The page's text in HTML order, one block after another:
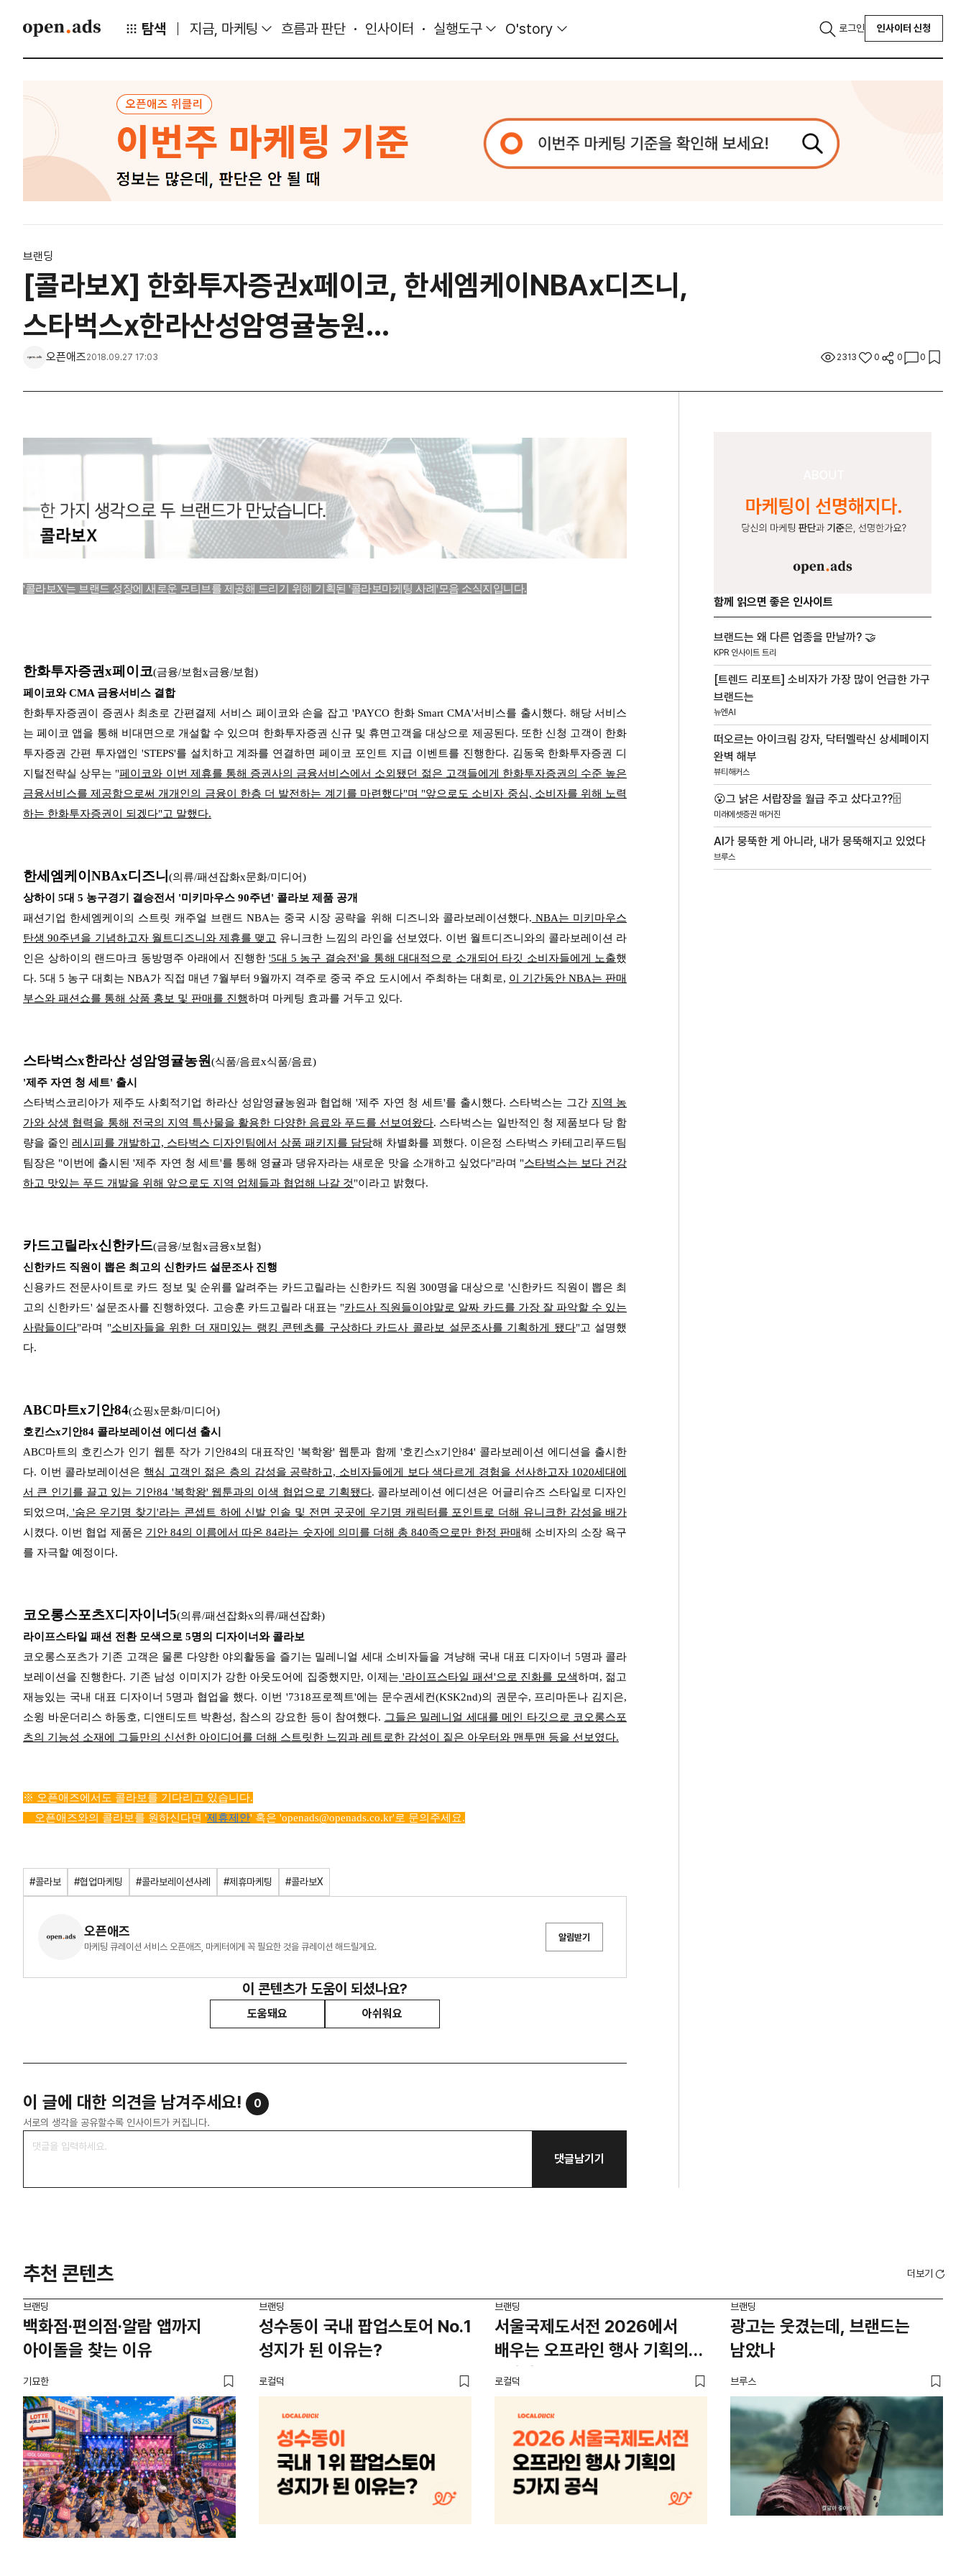
탐색 지금, 마케팅 흐름과 판단 인사이터 실행도구 O'story 로그인 인사이터 신청
브랜딩
[콜라보X] 한화투자증권x페이코, 한세엠케이NBAx디즈니,
스타벅스x한라산성암영귤농원...
오픈애즈2018.09.27 17:03 2313 0 0 0
'콜라보X'는 브랜드 성장에 새로운 모티브를 제공해 드리기 위해 기획된 '콜라보마케팅 사례'모음 소식지입니다.
한화투자증권x페이코(금융/보험x금융/보험)
페이코와 CMA 금융서비스 결합
한화투자증권이 증권사 최초로 간편결제 서비스 페이코와 손을 잡고 'PAYCO 한화 Smart CMA'서비스를 출시했다. 해당 서비스
는 페이코 앱을 통해 비대면으로 개설할 수 있으며 한화투자증권 신규 및 휴면고객을 대상으로 제공된다. 또한 신청 고객이 한화
투자증권 간편 투자앱인 'STEPS'를 설치하고 계좌를 연결하면 페이코 포인트 지급 이벤트를 진행한다. 김동욱 한화투자증권 디
지털전략실 상무는 "페이코와 이번 제휴를 통해 증권사의 금융서비스에서 소외됐던 젊은 고객들에게 한화투자증권의 수준 높은
금융서비스를 제공함으로써 개개인의 금융이 한층 더 발전하는 계기를 마련했다"며 "앞으로도 소비자 중심, 소비자를 위해 노력
하는 한화투자증권이 되겠다"고 말했다.
한세엠케이NBAx디즈니 (의류/패션잡화x문화/미디어)
상하이 5대 5 농구경기 결승전서 '미키마우스 90주년' 콜라보 제품 공개
패션기업 한세엠케이의 스트릿 캐주얼 브랜드 NBA는 중국 시장 공략을 위해 디즈니와 콜라보레이션했다. NBA는 미키마우스
탄생 90주년을 기념하고자 월트디즈니와 제휴를 맺고 유니크한 느낌의 라인을 선보였다. 이번 월트디즈니와의 콜라보레이션 라
인은 상하이의 랜드마크 동방명주 아래에서 진행한'5대 5 농구 결승전'을 통해 대대적으로 소개되어 타깃 소비자들에게 노출했
다. 5대 5 농구 대회는 NBA가 직접 매년 7월부터 9월까지 격주로 중국 주요 도시에서 주최하는 대회로, 이 기간동안 NBA는 판매
부스와 패션쇼를 통해 상품 홍보 및 판매를 진행하며 마케팅 효과를 거두고 있다.
스타벅스x한라산 성암영귤농원(식품/음료x식품/음료)
'제주 자연 청 세트' 출시
스타벅스코리아가 제주도 사회적기업 하라산 성암영귤농원과 협업해 '제주 자연 청 세트'를 출시했다. 스타벅스는 그간 지역 농
가와 상생 협력을 통해 전국의 지역 특산물을 활용한 다양한 음료와 푸드를 선보여왔다. 스타벅스는 일반적인 청 제품보다 당 함
량을 줄인레시피를 개발하고, 스타벅스 디자인팀에서 상품 패키지를 담당해 차별화를 꾀했다. 이은정 스타벅스 카테고리푸드팀
팀장은 "이번에 출시된 '제주 자연 청 세트'를 통해 영귤과 댕유자라는 새로운 맛을 소개하고 싶었다"라며 "스타벅스는 보다 건강
하고 맛있는 푸드 개발을 위해 앞으로도 지역 업체들과 협업해 나갈 것"이라고 밝혔다.
카드고릴라x신한카드(금융/보험x금융x보험)
신한카드 직원이 뽑은 최고의 신한카드 설문조사 진행
신용카드 전문사이트로 카드 정보 및 순위를 알려주는 카드고릴라는 신한카드 직원 300명을 대상으로 '신한카드 직원이 뽑은 최
고의 신한카드' 설문조사를 진행하였다. 고승훈 카드고릴라 대표는 "카드사 직원들이야말로 알짜 카드를 가장 잘 파악할 수 있는
사람들이다"라며 "소비자들을 위한 더 재미있는 랭킹 콘텐츠를 구상하다 카드사 콜라보 설문조사를 기획하게 됐다"고 설명했
다.
ABC마트x기안84(쇼핑x문화/미디어)
호킨스x기안84 콜라보레이션 에디션 출시
ABC마트의 호킨스가 인기 웹툰 작가 기안84의 대표작인 '복학왕' 웹툰과 함께 '호킨스x기안84' 콜라보레이션 에디션을 출시한
다. 이번 콜라보레이션은 핵심 고객인 젊은 층의 감성을 공략하고, 소비자들에게 보다 색다르게 경험을 선사하고자 1020세대에
서 큰 인기를 끌고 있는 기안84 '복학왕' 웹툰과의 이색 협업으로 기획됐다. 콜라보레이션 에디션은 어글리슈즈 스타일로 디자인
되었으며, '숨은 우기명 찾기'라는 콘셉트 하에 신발 인솔 및 전면 곳곳에 우기명 캐릭터를 포인트로 더해 유니크한 감성을 배가
시켰다. 이번 협업 제품은 기안 84의 이름에서 따온 84라는 숫자에 의미를 더해 총 840족으로만 한정 판매해 소비자의 소장 욕구
를 자극할 예정이다.
코오롱스포츠X디자이너5(의류/패션잡화x의류/패션잡화)
라이프스타일 패션 전환 모색으로 5명의 디자이너와 콜라보
코오롱스포츠가 기존 고객은 물론 다양한 야외활동을 즐기는 밀레니얼 세대 소비자들을 겨냥해 국내 대표 디자이너 5명과 콜라
보레이션을 진행한다. 기존 남성 이미지가 강한 아웃도어에 집중했지만, 이제는 '라이프스타일 패션'으로 진화를 모색하며, 젊고
재능있는 국내 대표 디자이너 5명과 협업을 했다. 이번 '7318프로젝트'에는 문수권세컨(KSK2nd)의 권문수, 프리마돈나 김지은,
소윙 바운더리스 하동호, 디앤티도트 박환성, 참스의 강요한 등이 참여했다. 그들은 밀레니얼 세대를 메인 타깃으로 코오롱스포
츠의 기능성 소재에 그들만의 신선한 아이디어를 더해 스트릿한 느낌과 레트로한 감성이 짙은 아우터와 맨투맨 등을 선보였다.
※ 오픈애즈에서도 콜라보를 기다리고 있습니다.
오픈애즈와의 콜라보를 원하신다면 '제휴제안' 혹은 'openads@openads.co.kr'로 문의주세요.
#콜라보 #협업마케팅 #콜라보레이션사례 #제휴마케팅 #콜라보X
오픈애즈
마케팅 큐레이션 서비스 오픈애즈, 마케터에게 꼭 필요한 것을 큐레이션 해드릴게요.
알림받기
이 콘텐츠가 도움이 되셨나요?
도움돼요 아쉬워요
이 글에 대한 의견을 남겨주세요! 0
서로의 생각을 공유할수록 인사이트가 커집니다.
댓글남기기
함께 읽으면 좋은 인사이트
브랜드는 왜 다른 업종을 만날까? 🤝
KPR 인사이트 트리
[트렌드 리포트] 소비자가 가장 많이 언급한 가구
브랜드는
뉴엔AI
떠오르는 아이크림 강자, 닥터멜락신 상세페이지
완벽 해부
뷰티해커스
😮그 낡은 서랍장을 월급 주고 샀다고??🗄️
미래에셋증권 매거진
AI가 뭉뚝한 게 아니라, 내가 뭉뚝해지고 있었다
브루스
추천 콘텐츠 더보기
브랜딩
백화점·편의점·알람 앱까지
아이돌을 찾는 이유
기묘한
브랜딩
성수동이 국내 팝업스토어 No.1
성지가 된 이유는?
로컬덕
브랜딩
서울국제도서전 2026에서
배우는 오프라인 행사 기획의
5가지 공식
로컬덕
브랜딩
광고는 웃겼는데, 브랜드는
남았나
브루스